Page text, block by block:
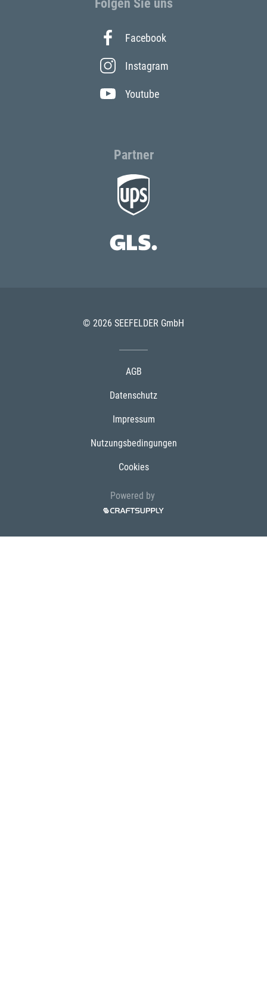
Folgen Sie uns
Facebook
Instagram
Youtube
Partner
© 2026 SEEFELDER GmbH
AGB
Datenschutz
Impressum
Nutzungsbedingungen
Cookies
Powered by